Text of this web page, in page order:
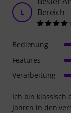
L
Bereich
Ich bin klassisch
Jahren in den
Bedienung
Features
Verarbeitung